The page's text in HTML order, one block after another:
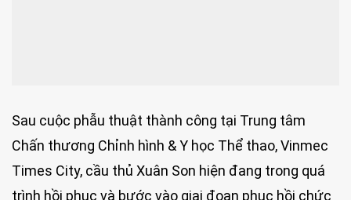
Sau cuộc phẫu thuật thành công tại Trung tâm
Chấn thương Chỉnh hình & Y học Thể thao, Vinmec
Times City, cầu thủ Xuân Son hiện đang trong quá
trình hồi phục và bước vào giai đoạn phục hồi chức